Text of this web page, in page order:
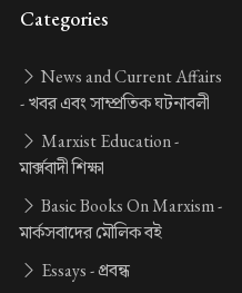
Categories
News and Current Affairs
-খবর এবং সাম্প্রতিক ঘটনাবলী
Marxist Education -
মার্ক্সবাদী শিক্ষা
Basic Books On Marxism -
মার্কসবাদের মৌলিক বই
Essays -প্রবন্ধ